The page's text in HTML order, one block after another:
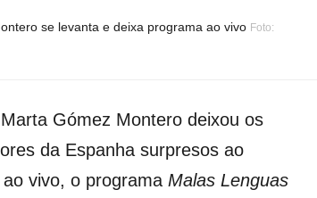
se levanta e deixa programa ao vivo Foto:
Gómez Montero deixou os
da Espanha surpresos ao
vivo, o programa Malas Lenguas